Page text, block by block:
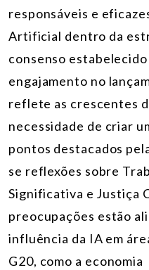
responsáveis e
Artificial dentro da
consenso
engajamento no
reflete as crescentes
necessidade de criar
pontos destacados
se reflexões sobre
Significativa e Justiça
preocupações estão
influência da IA em
G20, como a economia